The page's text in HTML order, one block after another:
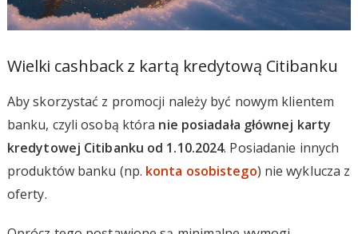
Wielki cashback z kartą kredytową Citibanku
Aby skorzystać z promocji należy być nowym klientem
banku, czyli osobą która nie posiadała głównej karty
kredytowej Citibanku od 1.10.2024. Posiadanie innych
produktów banku (np. konta osobistego) nie wyklucza z
oferty.